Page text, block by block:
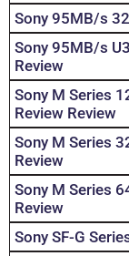
Sony 95MB/s
Sony 95MB/s
Review
Sony M Series
Review Review
Sony M Series
Review
Sony M Series
Review
Sony SF-G